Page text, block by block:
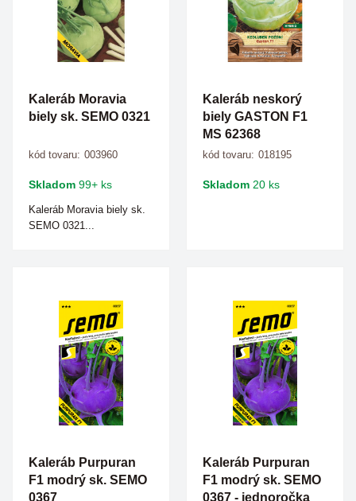
Kaleráb Moravia
biely sk. SEMO 0321
kód tovaru: 003960
Skladom 99+ ks
Kaleráb Moravia biely sk.
SEMO 0321...
Kaleráb neskorý
biely GASTON F1
MS 62368
kód tovaru: 018195
Skladom 20 ks
Kaleráb Purpuran
F1 modrý sk. SEMO
0367
Kaleráb Purpuran
F1 modrý sk. SEMO
0367 - jednoročka